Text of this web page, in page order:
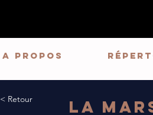
A PROPOS
< Retour
La